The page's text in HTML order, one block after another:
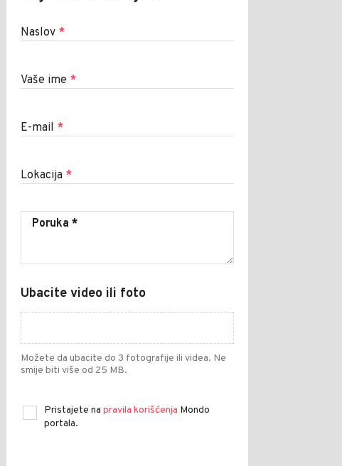
Naslov *
Vaše ime *
E-mail *
Lokacija *
Ubacite video ili foto
Možete da ubacite do 3 fotografije ili videa. Ne
smije biti više od 25 MB.
Pristajete na pravila korišćenja Mondo
portala.